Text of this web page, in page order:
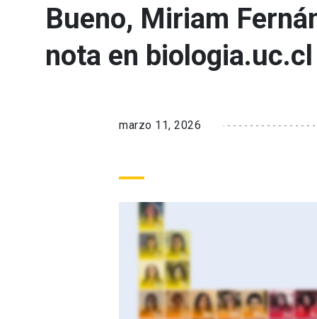
Bueno, Miriam
nota en biologia.uc.cl
marzo 11, 2026